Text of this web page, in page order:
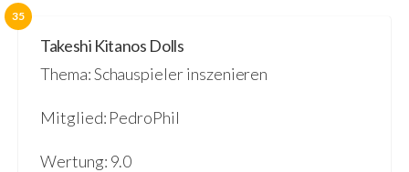
35
Takeshi Kitanos Dolls
Thema: Schauspieler inszenieren
Mitglied: PedroPhil
Wertung: 9.0